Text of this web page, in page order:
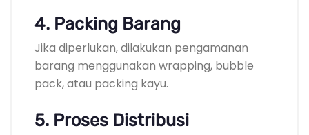
4. Packing Barang
Jika diperlukan, dilakukan pengamanan
barang menggunakan wrapping, bubble
pack, atau packing kayu.
5. Proses Distribusi